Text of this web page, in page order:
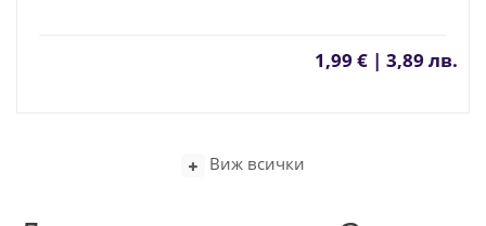
1,99 € | 3,89 лв.
Виж всички